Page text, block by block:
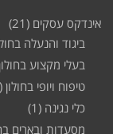
אינדקס עסקים (21)
ביגוד והנעלה
בעלי מקצוע
טיפוח ויופי בחולון (1)
כלי נגינה (1)
מסעדות ובארים